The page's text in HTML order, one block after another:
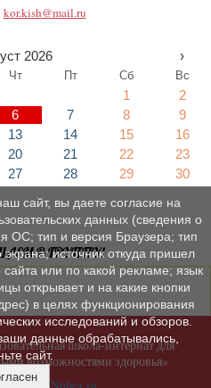
kor.kish@mail.ru
2026 ›
Чт Пт Сб Вс
1
2
6 7 8
9
13 14 15
16
20 21 22
23
27 28 29
30
В ГРУППУ!
школа-интернат для
возможностями здоровья»
сайтов Nubex.ru
сайт, вы даете согласие на
данных (сведения о
ОС; тип и версия Браузера; тип
источник откуда пришел
сайта или по какой рекламе; язык
открывает и на какие кнопки
в целях функционирования
исследований и обзоров.
данные обрабатывались,
сайт.